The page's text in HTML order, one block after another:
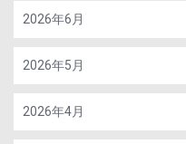
2026年6月
2026年5月
2026年4月